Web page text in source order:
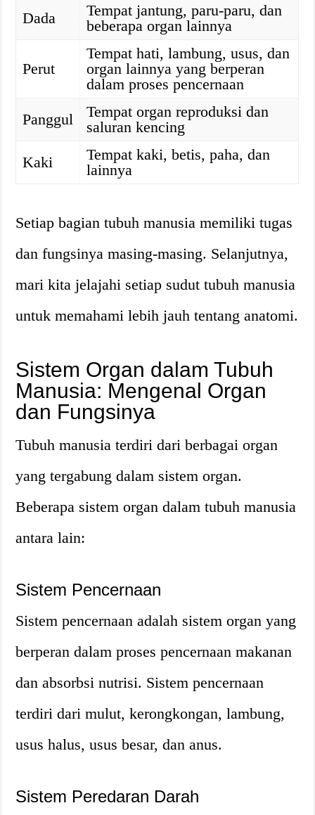
Dada
Tempat jantung, paru-paru, dan
beberapa organ lainnya
Perut
Tempat hati, lambung, usus, dan
organ lainnya yang berperan
dalam proses pencernaan
Panggul
Tempat organ reproduksi dan
saluran kencing
Kaki
Tempat kaki, betis, paha, dan
lainnya
Setiap bagian tubuh manusia memiliki tugas
dan fungsinya masing-masing. Selanjutnya,
mari kita jelajahi setiap sudut tubuh manusia
untuk memahami lebih jauh tentang anatomi.
Sistem Organ dalam Tubuh
Manusia: Mengenal Organ
dan Fungsinya
Tubuh manusia terdiri dari berbagai organ
yang tergabung dalam sistem organ.
Beberapa sistem organ dalam tubuh manusia
antara lain:
Sistem Pencernaan
Sistem pencernaan adalah sistem organ yang
berperan dalam proses pencernaan makanan
dan absorbsi nutrisi. Sistem pencernaan
terdiri dari mulut, kerongkongan, lambung,
usus halus, usus besar, dan anus.
Sistem Peredaran Darah